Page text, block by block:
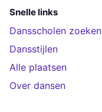
Snelle links
Dansscholen zoeken
Dansstijlen
Alle plaatsen
Over dansen